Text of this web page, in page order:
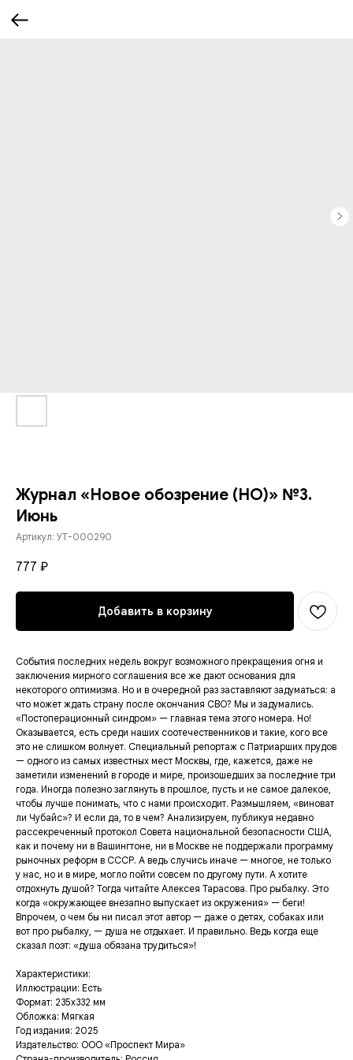
Журнал «Новое обозрение (НО)» №3.
Июнь
Артикул: УТ-000290
777 ₽
Добавить в корзину
События последних недель вокруг возможного прекращения огня и
заключения мирного соглашения все же дают основания для
некоторого оптимизма. Но и в очередной раз заставляют задуматься: а
что может ждать страну после окончания СВО? Мы и задумались.
«Постоперационный синдром» — главная тема этого номера. Но!
Оказывается, есть среди наших соотечественников и такие, кого все
это не слишком волнует. Специальный репортаж с Патриарших прудов
— одного из самых известных мест Москвы, где, кажется, даже не
заметили изменений в городе и мире, произошедших за последние три
года. Иногда полезно заглянуть в прошлое, пусть и не самое далекое,
чтобы лучше понимать, что с нами происходит. Размышляем, «виноват
ли Чубайс»? И если да, то в чем? Анализируем, публикуя недавно
рассекреченный протокол Совета национальной безопасности США,
как и почему ни в Вашингтоне, ни в Москве не поддержали программу
рыночных реформ в СССР. А ведь случись иначе — многое, не только
у нас, но и в мире, могло пойти совсем по другому пути. А хотите
отдохнуть душой? Тогда читайте Алексея Тарасова. Про рыбалку. Это
когда «окружающее внезапно выпускает из окружения» — беги!
Впрочем, о чем бы ни писал этот автор — даже о детях, собаках или
вот про рыбалку, — душа не отдыхает. И правильно. Ведь когда еще
сказал поэт: «душа обязана трудиться»!
Характеристики:
Иллюстрации: Есть
Формат: 235х332 мм
Обложка: Мягкая
Год издания: 2025
Издательство: ООО «Проспект Мира»